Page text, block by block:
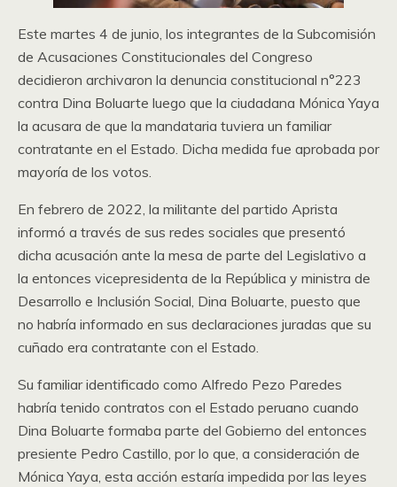
Este martes 4 de junio, los integrantes de la Subcomisión
de Acusaciones Constitucionales del Congreso
decidieron archivaron la denuncia constitucional n°223
contra Dina Boluarte luego que la ciudadana Mónica Yaya
la acusara de que la mandataria tuviera un familiar
contratante en el Estado. Dicha medida fue aprobada por
mayoría de los votos.
En febrero de 2022, la militante del partido Aprista
informó a través de sus redes sociales que presentó
dicha acusación ante la mesa de parte del Legislativo a
la entonces vicepresidenta de la República y ministra de
Desarrollo e Inclusión Social, Dina Boluarte, puesto que
no habría informado en sus declaraciones juradas que su
cuñado era contratante con el Estado.
Su familiar identificado como Alfredo Pezo Paredes
habría tenido contratos con el Estado peruano cuando
Dina Boluarte formaba parte del Gobierno del entonces
presiente Pedro Castillo, por lo que, a consideración de
Mónica Yaya, esta acción estaría impedida por las leyes